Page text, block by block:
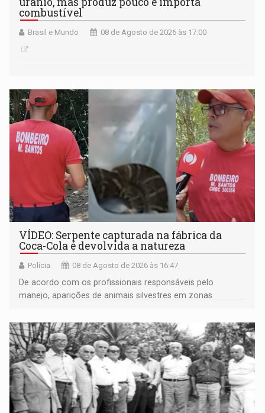
combustível
Brasil e Mundo 08 de Agosto de 2026 às 17:00
VÍDEO: Serpente capturada na fábrica da
Coca-Cola é devolvida a natureza
Polícia 08 de Agosto de 2026 às 16:47
De acordo com os profissionais responsáveis pelo
manejo, aparições de animais silvestres em zonas